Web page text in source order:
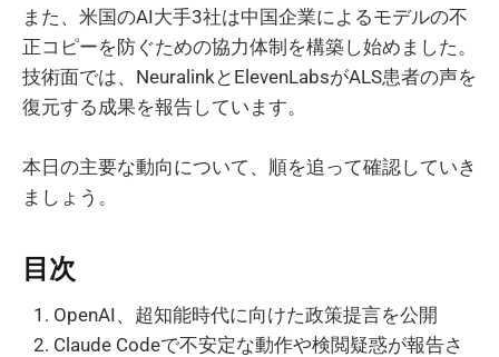
また、米国のAI大手3社は中国企業によるモデルの不
正コピーを防ぐための協力体制を構築し始めました。
技術面では、NeuralinkとElevenLabsがALS患者の声を
復元する成果を報告しています。
本日の主要な動向について、順を追って確認していき
ましょう。
目次
OpenAI、超知能時代に向けた政策提言を公開
Claude Codeで不安定な動作や検閲疑惑が報告さ